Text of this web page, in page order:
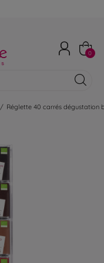
0
/ Réglette 40 carrés dégustation